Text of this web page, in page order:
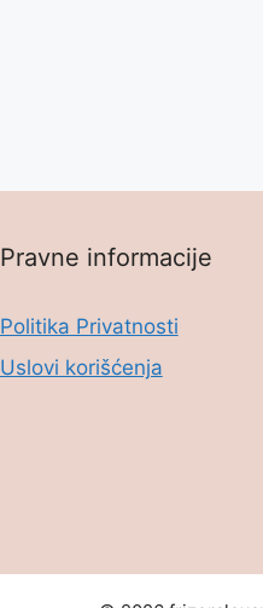
Pravne informacije
Politika Privatnosti
Uslovi korišćenja